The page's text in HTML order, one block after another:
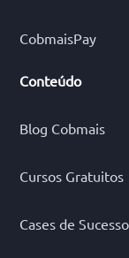
CobmaisPay
Conteúdo
Blog Cobmais
Cursos Gratuitos
Cases de Sucesso